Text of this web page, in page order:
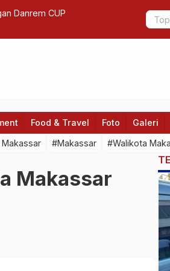
5 jenis
Food & Travel Foto Galeri
#Makassar #Walikota
Makassar